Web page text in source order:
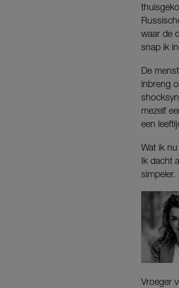
waar de
snap ik
De
inbreng
mezelf
een
Wat ik
Ik dacht
simpeler.
Vroeger